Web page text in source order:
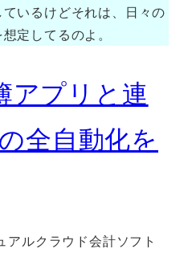
いるけどそれは、日々の
定してるのよ。
アプリと連
全自動化を